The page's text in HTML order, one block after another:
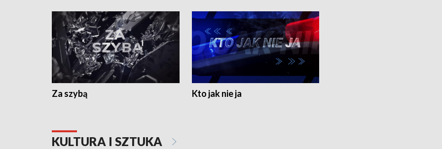
Za szybą Kto jak nie ja
KULTURA I SZTUKA